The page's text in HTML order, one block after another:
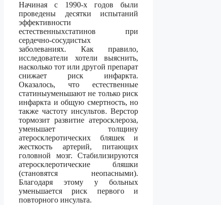
Начиная с 1990-х годов были
проведены десятки испытаний
эффективности
естественныхстатинов при
сердечно-сосудистых
заболеваниях. Как правило,
исследователи хотели выяснить,
насколько тот или другой препарат
снижает риск инфаркта.
Оказалось, что естественные
статиныуменьшают не только риск
инфаркта и общую смертность, но
также частоту инсультов. Верстор
тормозит развитие атеросклероза,
уменьшает толщину
атеросклеротических бляшек и
жесткость артерий, питающих
головной мозг. Стабилизируются
атеросклеротические бляшки
(становятся неопасными).
Благодаря этому у больных
уменьшается риск первого и
повторного инсульта.